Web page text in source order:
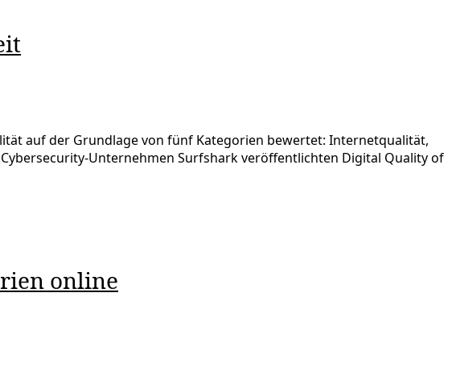
auf der Grundlage von fünf Kategorien bewertet: Internetqualität,
Unternehmen Surfshark veröffentlichten Digital Quality of
online